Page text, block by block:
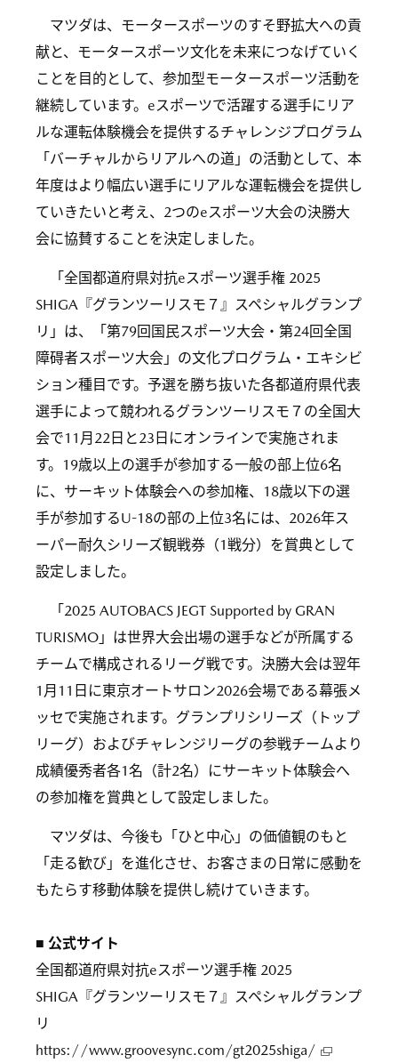
マツダは、モータースポーツのすそ野拡大への貢
献と、モータースポーツ文化を未来につなげていく
ことを目的として、参加型モータースポーツ活動を
継続しています。eスポーツで活躍する選手にリア
ルな運転体験機会を提供するチャレンジプログラム
「バーチャルからリアルへの道」の活動として、本
年度はより幅広い選手にリアルな運転機会を提供し
ていきたいと考え、2つのeスポーツ大会の決勝大
会に協賛することを決定しました。
「全国都道府県対抗eスポーツ選手権 2025
SHIGA『グランツーリスモ７』スペシャルグランプ
リ」は、「第79回国民スポーツ大会・第24回全国
障碍者スポーツ大会」の文化プログラム・エキシビ
ション種目です。予選を勝ち抜いた各都道府県代表
選手によって競われるグランツーリスモ７の全国大
会で11月22日と23日にオンラインで実施されま
す。19歳以上の選手が参加する一般の部上位6名
に、サーキット体験会への参加権、18歳以下の選
手が参加するU-18の部の上位3名には、2026年ス
ーパー耐久シリーズ観戦券（1戦分）を賞典として
設定しました。
「2025 AUTOBACS JEGT Supported by GRAN
TURISMO」は世界大会出場の選手などが所属する
チームで構成されるリーグ戦です。決勝大会は翌年
1月11日に東京オートサロン2026会場である幕張メ
ッセで実施されます。グランプリシリーズ（トップ
リーグ）およびチャレンジリーグの参戦チームより
成績優秀者各1名（計2名）にサーキット体験会へ
の参加権を賞典として設定しました。
マツダは、今後も「ひと中心」の価値観のもと
「走る歓び」を進化させ、お客さまの日常に感動を
もたらす移動体験を提供し続けていきます。
■ 公式サイト
全国都道府県対抗eスポーツ選手権 2025
SHIGA『グランツーリスモ７』スペシャルグランプ
リ
https://www.groovesync.com/gt2025shiga/